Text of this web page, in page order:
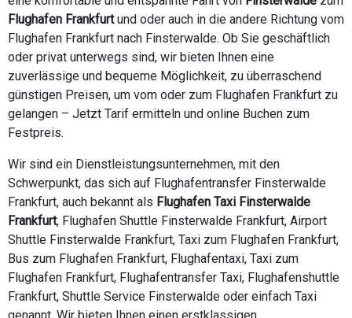
Flughafen Frankfurtund oder auch in die andere Richtung vom
Flughafen Frankfurt nach Finsterwalde. Ob Sie geschäftlich
oder privat unterwegs sind, wir bieten Ihnen eine
zuverlässige und bequeme Möglichkeit, zu überraschend
günstigen Preisen, um vom oder zum Flughafen Frankfurt zu
gelangen – Jetzt Tarif ermitteln und online Buchen zum
Festpreis.
Wir sind ein Dienstleistungsunternehmen, mit den
Schwerpunkt, das sich auf Flughafentransfer Finsterwalde
Frankfurt, auch bekannt als Flughafen Taxi Finsterwalde
Frankfurt, Flughafen Shuttle Finsterwalde Frankfurt, Airport
Shuttle Finsterwalde Frankfurt, Taxi zum Flughafen Frankfurt,
Bus zum Flughafen Frankfurt, Flughafentaxi, Taxi zum
Flughafen Frankfurt, Flughafentransfer Taxi, Flughafenshuttle
Frankfurt, Shuttle Service Finsterwalde oder einfach Taxi